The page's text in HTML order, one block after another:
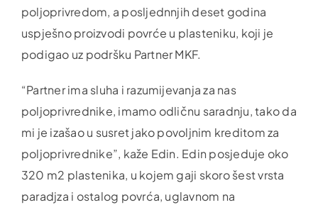
poljoprivredom, a posljednnjih deset godina
uspješno proizvodi povrće u plasteniku, koji je
podigao uz podršku Partner MKF.
“Partner ima sluha i razumijevanja za nas
poljoprivrednike, imamo odličnu saradnju, tako da
mi je izašao u susret jako povoljnim kreditom za
poljoprivrednike”, kaže Edin. Edin posjeduje oko
320 m2 plastenika, u kojem gaji skoro šest vrsta
paradjza i ostalog povrća, uglavnom na